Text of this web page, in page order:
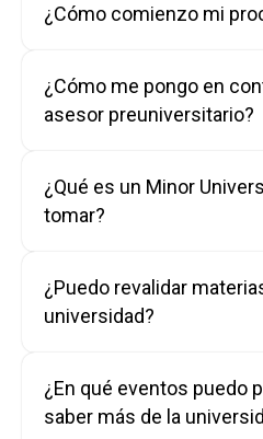
¿Cómo comienzo mi
¿Cómo me pongo en
asesor preuniversitario?
¿Qué es un Minor
tomar?
¿Puedo revalidar
universidad?
¿En qué eventos puedo
saber más de la